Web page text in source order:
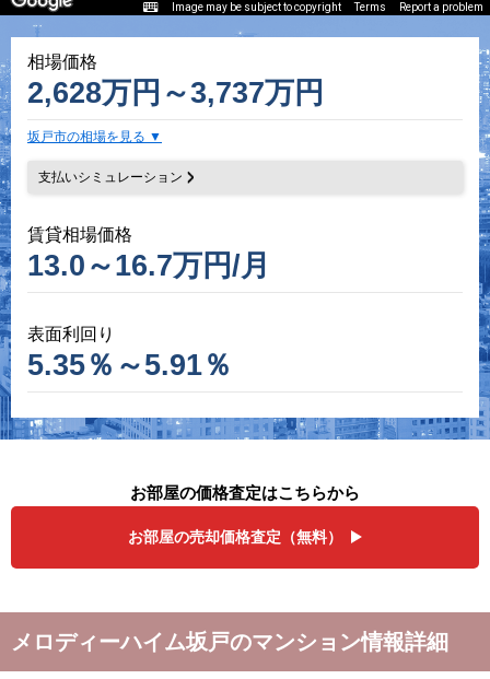
相場価格
2,628万円～3,737万円
坂戸市の相場を見る
支払いシミュレーション
賃貸相場価格
13.0～16.7万円/月
表面利回り
5.35％～5.91％
Image may be subject to copyright Terms Report a problem
お部屋の価格査定はこちらから
お部屋の売却価格査定（無料）
メロディーハイム坂戸のマンション情報詳細